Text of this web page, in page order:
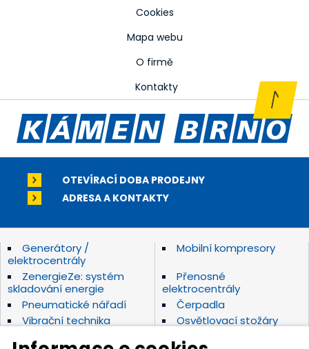
Cookies
Mapa webu
O firmě
Kontakty
OTEVÍRACÍ DOBA PRODEJNY
ADRESA A KONTAKTY
Generátory /
elektrocentrály
Mobilní kompresory
ZenergieZe: systém
skladování energie
Přenosné
elektrocentrály
Pneumatické nářadí
Čerpadla
Vibrační technika
Osvětlovací stožáry